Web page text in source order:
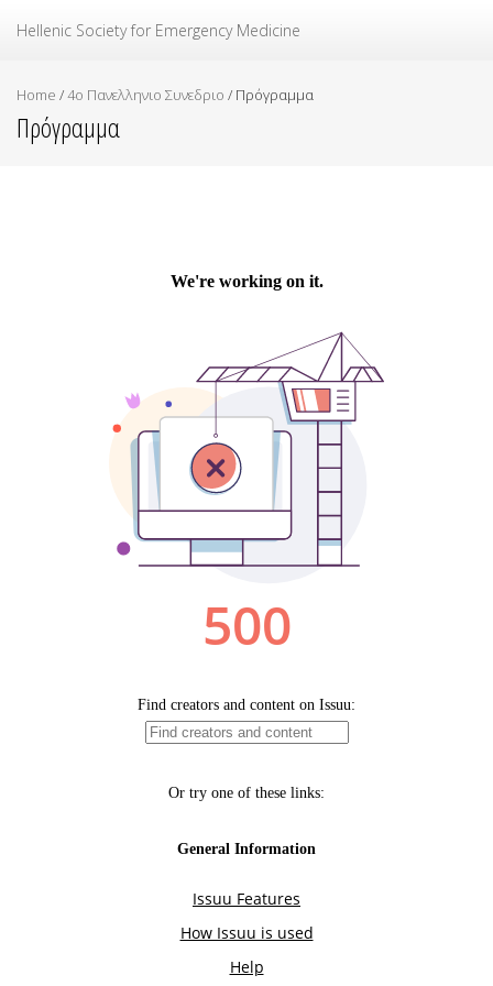
Ελληνική Εταιρεία Επείγουσας Ιατρικής
Hellenic Society for Emergency Medicine
Home /4ο Πανελληνιο Συνεδριο / Πρόγραμμα
Πρόγραμμα